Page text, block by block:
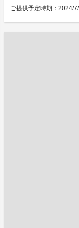
ご提供予定時期：2024/